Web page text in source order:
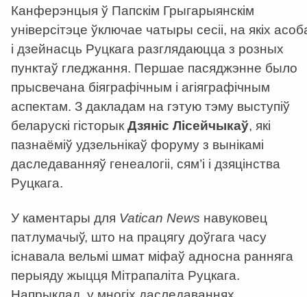
Канферэнцыя ў Папскім Грыгарыянскім
універсітэце ўключае чатыры сесіі, на якіх
і дзейнасць Руцкага разглядаюцца з розных
пунктаў гледжання. Першае пасяджэнне было
прысвечана біяграфічным і агіяграфічным
аспектам. З дакладам на гэтую тэму выступіў
беларускі гісторык Дзяніс Лісейчыкаў, які
пазнаёміў удзельнікаў форуму з вынікамі
даследаванняў генеалогіі, сям’і і дзяцінства
Руцкага.
У каментары для Vatican News навуковец
патлумачыў, што на працягу доўгага часу
існавала вельмі шмат міфаў адносна ранняга
перыяду жыцця Мітрапаліта Руцкага.